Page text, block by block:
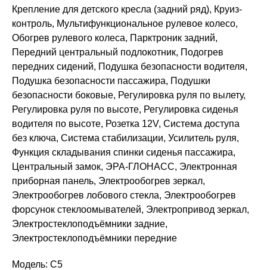
Крепление для детского кресла (задний ряд), Круиз-
контроль, Мультифункциональное рулевое колесо,
Обогрев рулевого колеса, Парктроник задний,
Передний центральный подлокотник, Подогрев
передних сидений, Подушка безопасности водителя,
Подушка безопасности пассажира, Подушки
безопасности боковые, Регулировка руля по вылету,
Регулировка руля по высоте, Регулировка сиденья
водителя по высоте, Розетка 12V, Система доступа
без ключа, Система стабилизации, Усилитель руля,
Функция складывания спинки сиденья пассажира,
Центральный замок, ЭРА-ГЛОНАСС, Электронная
приборная панель, Электрообогрев зеркал,
Электрообогрев лобового стекла, Электрообогрев
форсунок стеклоомывателей, Электропривод зеркал,
Электростеклоподъёмники задние,
Электростеклоподъёмники передние
Модель: C5